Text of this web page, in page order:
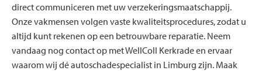
direct communiceren met uw verzekeringsmaatschappij.
Onze vakmensen volgen vaste kwaliteitsprocedures, zodat u
altijd kunt rekenen op een betrouwbare reparatie. Neem
vandaag nog contact op met WellColl Kerkrade en ervaar
waarom wij dé autoschadespecialist in Limburg zijn. Maak